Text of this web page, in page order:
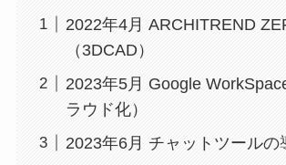
2022年4月 ARCHITREND
（3DCAD）
2023年5月 Google
ラウド化）
2023年6月 チャットツールの